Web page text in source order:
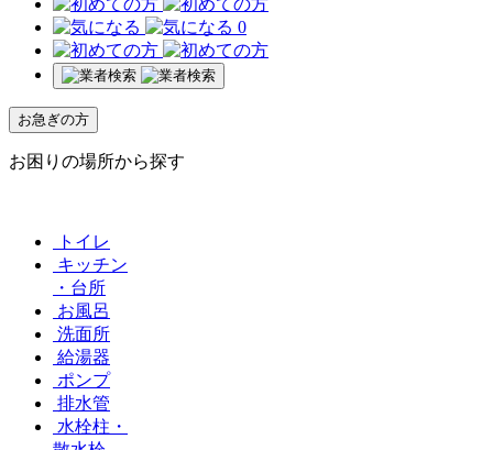
0
お急ぎの方
お困りの場所から探す
トイレ
キッチン
・台所
お風呂
洗面所
給湯器
ポンプ
排水管
水栓柱・